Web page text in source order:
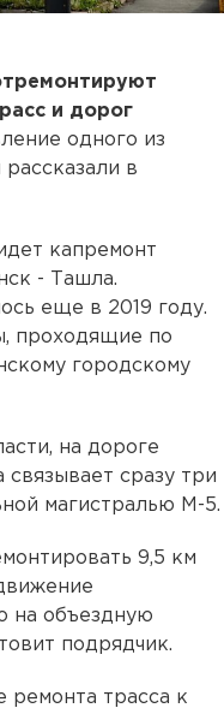
и дорог
одного из
в
капремонт
- Ташла.
еще в 2019 году.
проходящие по
городскому
на дороге
сразу три
магистралью М-5.
9,5 км
на объездную
подрядчик.
ремонта трасса к